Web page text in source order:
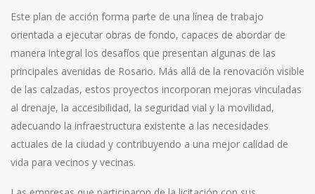
Este plan de acción forma parte de una línea de trabajo
orientada a ejecutar obras de fondo, capaces de abordar de
manera integral los desafíos que presentan algunas de las
principales avenidas de Rosario. Más allá de la renovación visible
de las calzadas, estos proyectos incorporan mejoras vinculadas
al drenaje, la accesibilidad, la seguridad vial y la movilidad,
adecuando la infraestructura existente a las necesidades
actuales de la ciudad y contribuyendo a una mejor calidad de
vida para vecinos y vecinas.